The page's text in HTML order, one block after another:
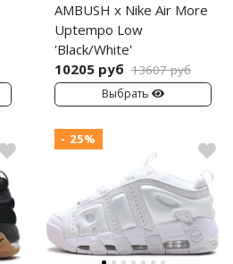
AMBUSH x Nike Air More
Uptempo Low
'Black/White'
10205 руб 13607 руб
Выбрать
- 25%